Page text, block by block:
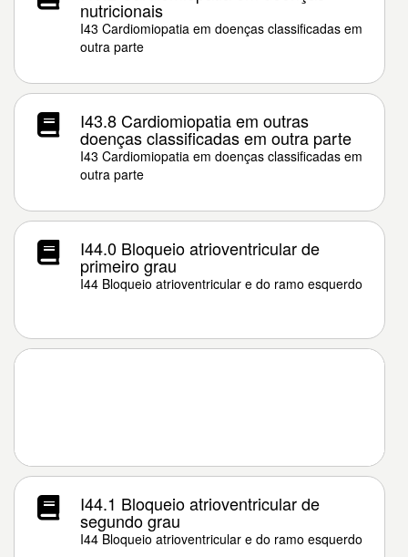
nutricionais
I43 Cardiomiopatia em doenças classificadas em
outra parte
I43.8 Cardiomiopatia em outras
doenças classificadas em outra parte
I43 Cardiomiopatia em doenças classificadas em
outra parte
I44.0 Bloqueio atrioventricular de
primeiro grau
I44 Bloqueio atrioventricular e do ramo esquerdo
I44.1 Bloqueio atrioventricular de
segundo grau
I44 Bloqueio atrioventricular e do ramo esquerdo